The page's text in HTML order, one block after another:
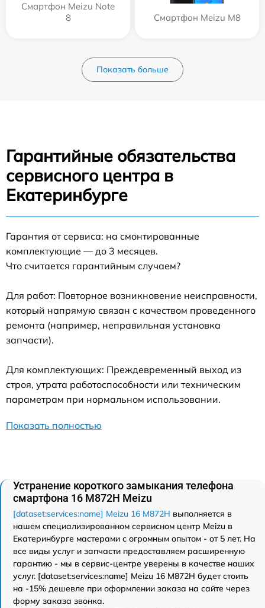
Смартфон Meizu Note
8
Смартфон Meizu M8
Показать больше
Гарантийные обязательства
сервисного центра в
Екатеринбурге
Гарантия от сервиса: на смонтированные
комплектующие — до 3 месяцев.
Что считается гарантийным случаем?
Для работ: Повторное возникновение неисправности,
который напрямую связан с качеством проведенного
ремонта (например, неправильная установка
запчасти).
Для комплектующих: Преждевременный выход из
строя, утрата работоспособности или техническим
параметрам при нормальном использовании.
Показать полностью
Устранение короткого замыкания телефона
смартфона 16 M872H Meizu
[dataset:services:name] Meizu 16 M872H выполняется в
нашем специализированном сервисном центр Meizu в
Екатеринбурге мастерами с огромным опытом - от 5 лет. На
все виды услуг и запчасти предоставляем расширенную
гарантию - мы в сервис-центре уверены в качестве наших
услуг. [dataset:services:name] Meizu 16 M872H будет стоить
на -15% дешевле при оформлении заказа на сайте через
форму заказа звонка.